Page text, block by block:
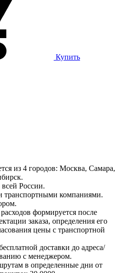
Купить
из 4 городов: Москва, Самара,
России.
транспортными компаниями.
формируется после
заказа, определения его
цены с транспортной
доставки до адреса/
с менеджером.
в определенные дни от